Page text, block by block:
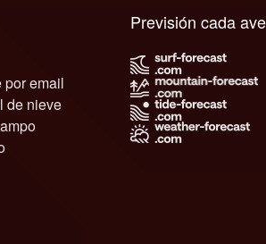
por email
de nieve
Previsión cada